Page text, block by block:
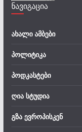
ნავიგაცია
ახალი ამბები
პოლიტიკა
პოდკასტები
ღია სტუდია
გზა ევროპისკენ